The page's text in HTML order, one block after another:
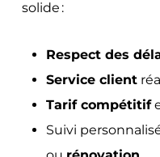
solide :
Respect des
Service client
Tarif compétitif
Suivi